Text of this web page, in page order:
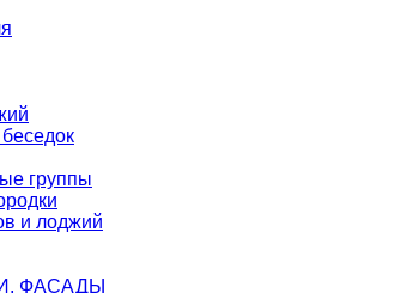
группы
и лоджий
ФАСАДЫ